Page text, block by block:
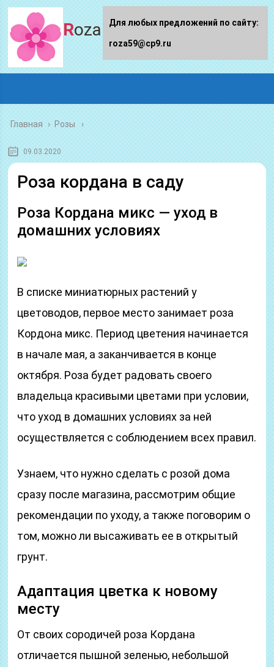
Roza59.ru
Главная › Розы
09.03.2020
Роза кордана в саду
Роза Кордана микс — уход в
домашних условиях
В списке миниатюрных растений у
цветоводов, первое место занимает роза
Кордона микс. Период цветения начинается
в начале мая, а заканчивается в конце
октября. Роза будет радовать своего
владельца красивыми цветами при условии,
что уход в домашних условиях за ней
осуществляется с соблюдением всех правил.
Узнаем, что нужно сделать с розой дома
сразу после магазина, рассмотрим общие
рекомендации по уходу, а также поговорим о
том, можно ли высаживать ее в открытый
грунт.
Адаптация цветка к новому
месту
От своих сородичей роза Кордана
отличается пышной зеленью, небольшой
Для любых предложений по сайту:
roza59@cp9.ru